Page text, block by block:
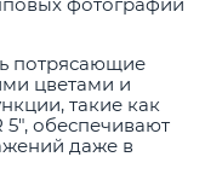
потрясающие
цветами и
такие как
обеспечивают
даже в